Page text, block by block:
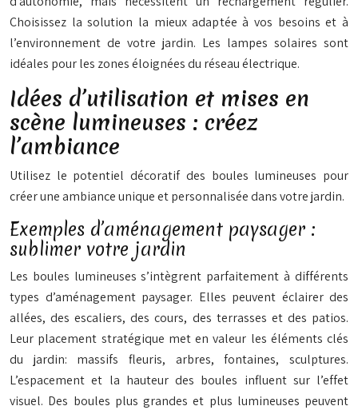
Choisissez la solution la mieux adaptée à vos besoins et à
l’environnement de votre jardin. Les lampes solaires sont
idéales pour les zones éloignées du réseau électrique.
Idées d’utilisation et mises en
scène lumineuses : créez
l’ambiance
Utilisez le potentiel décoratif des boules lumineuses pour
créer une ambiance unique et personnalisée dans votre jardin.
Exemples d’aménagement paysager :
sublimer votre jardin
Les boules lumineuses s’intègrent parfaitement à différents
types d’aménagement paysager. Elles peuvent éclairer des
allées, des escaliers, des cours, des terrasses et des patios.
Leur placement stratégique met en valeur les éléments clés
du jardin: massifs fleuris, arbres, fontaines, sculptures.
L’espacement et la hauteur des boules influent sur l’effet
visuel. Des boules plus grandes et plus lumineuses peuvent